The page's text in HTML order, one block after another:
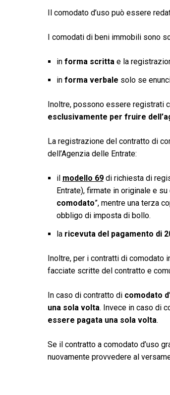
Il comodato d’uso può essere
I comodati di beni immobili sono
in forma scrittae la
in forma verbale solo se
Inoltre, possono essere registrati
esclusivamente per fruire
La registrazione del contratto di
dell’Agenzia delle Entrate:
il modello 69di richiesta di
Entrate), firmate in originale e
comodato”, mentre una terza
obbligo di imposta di bollo.
la ricevuta del pagamento di
Inoltre, per i contratti di comodato
facciate scritte del contratto e
In caso di contratto di comodato
una sola volta. Invece in caso di
essere pagata una sola volta.
Se il contratto a comodato d’uso
nuovamente provvedere al